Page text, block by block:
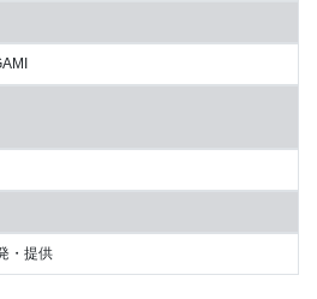
・提供